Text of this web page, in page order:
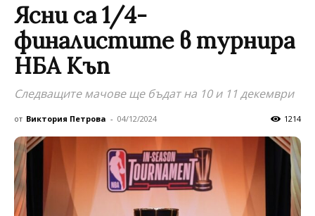
Ясни са 1/4-
финалистите в турнира
НБА Къп
Следващите мачове ще бъдат на 10 и 11 декември
от Виктория Петрова - 04/12/2024 1214